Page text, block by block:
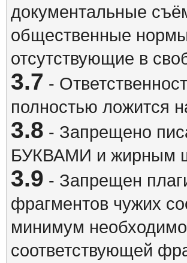
документальные
общественные
отсутствующие в
3.7 -
полностью ложится
3.8 - Запрещено
БУКВАМИ и жирным
3.9 - Запрещен
фрагментов чужих
минимум
соответствующей